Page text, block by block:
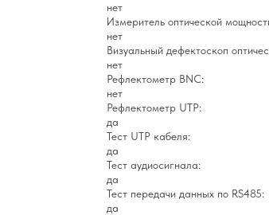
нет
Измеритель оптической
нет
Визуальный дефектоскоп
нет
Рефлектометр BNC:
нет
Рефлектометр UTP:
да
Тест UTP кабеля:
да
Тест аудиосигнала:
да
Тест передачи данных по RS485:
да